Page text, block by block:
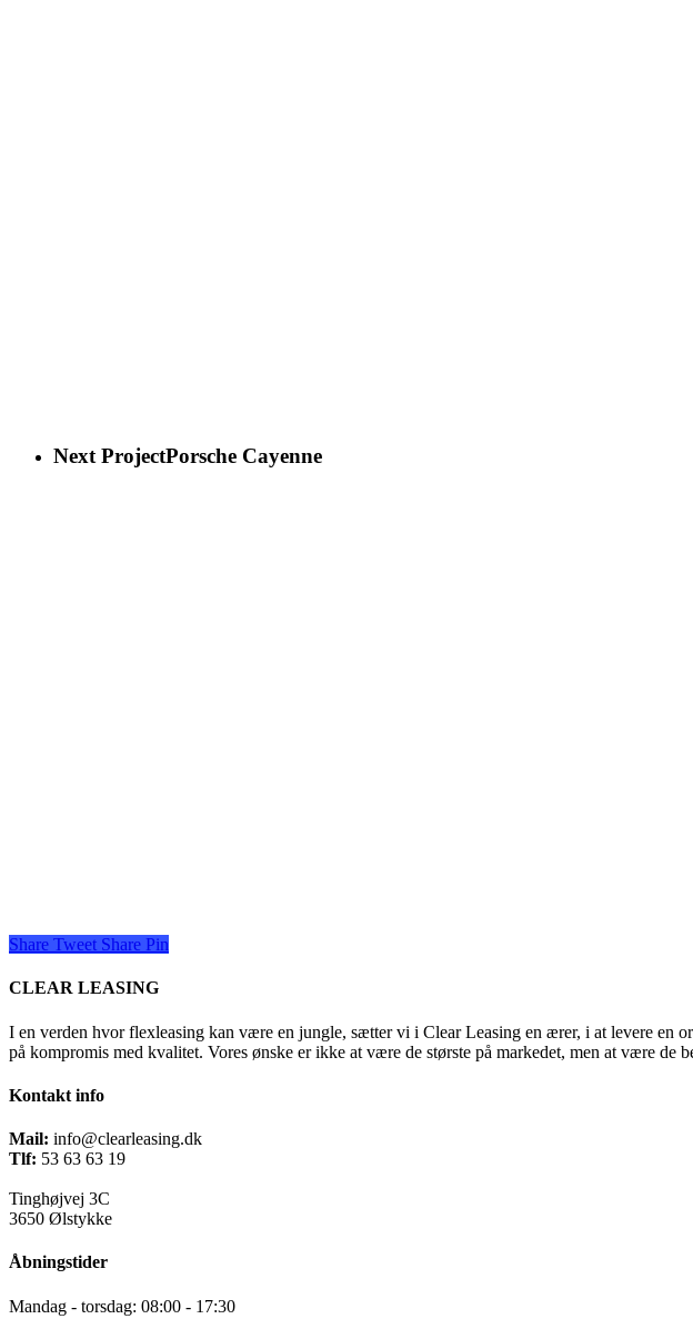
Next ProjectPorsche Cayenne
Share Tweet Share Pin
CLEAR LEASING
I en verden hvor flexleasing kan være en jungle, sætter vi i Clear Leasing en ærer, i at levere en
på kompromis med kvalitet. Vores ønske er ikke at være de største på markedet, men at være
Kontakt info
Mail: info@clearleasing.dk
Tlf: 53 63 63 19
Tinghøjvej 3C
3650 Ølstykke
Åbningstider
Mandag - torsdag: 08:00 - 17:30